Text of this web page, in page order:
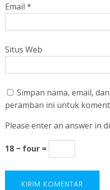
Email *
Situs Web
Simpan nama, email,
peramban ini untuk
Please enter an answer in
18 − four =